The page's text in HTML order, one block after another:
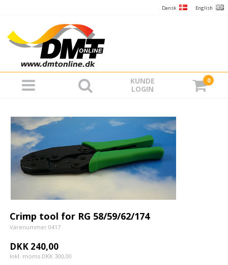
Dansk English
KUNDE
LOGIN
0
Crimp tool for RG 58/59/62/174
Varenummer 0417
DKK 240,00
Inkl. moms DKK 300,00